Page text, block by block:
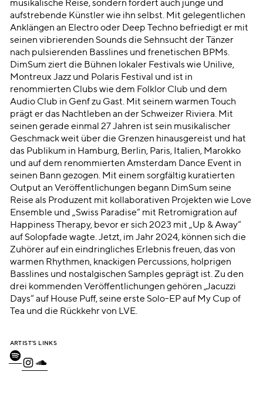
musikalische Reise, sondern fördert auch junge und
aufstrebende Künstler wie ihn selbst. Mit gelegentlichen
Anklängen an Electro oder Deep Techno befriedigt er mit
seinen vibrierenden Sounds die Sehnsucht der Tänzer
nach pulsierenden Basslines und frenetischen BPMs.
DimSum ziert die Bühnen lokaler Festivals wie Unilive,
Montreux Jazz und Polaris Festival und ist in
renommierten Clubs wie dem Folklor Club und dem
Audio Club in Genf zu Gast. Mit seinem warmen Touch
prägt er das Nachtleben an der Schweizer Riviera. Mit
seinen gerade einmal 27 Jahren ist sein musikalischer
Geschmack weit über die Grenzen hinausgereist und hat
das Publikum in Hamburg, Berlin, Paris, Italien, Marokko
und auf dem renommierten Amsterdam Dance Event in
seinen Bann gezogen. Mit einem sorgfältig kuratierten
Output an Veröffentlichungen begann DimSum seine
Reise als Produzent mit kollaborativen Projekten wie Love
Ensemble und „Swiss Paradise“ mit Retromigration auf
Happiness Therapy, bevor er sich 2023 mit „Up & Away“
auf Solopfade wagte. Jetzt, im Jahr 2024, können sich die
Zuhörer auf ein eindringliches Erlebnis freuen, das von
warmen Rhythmen, knackigen Percussions, holprigen
Basslines und nostalgischen Samples geprägt ist. Zu den
drei kommenden Veröffentlichungen gehören „Jacuzzi
Days“ auf House Puff, seine erste Solo-EP auf My Cup of
Tea und die Rückkehr von LVE.
ARTIST’S LINKS